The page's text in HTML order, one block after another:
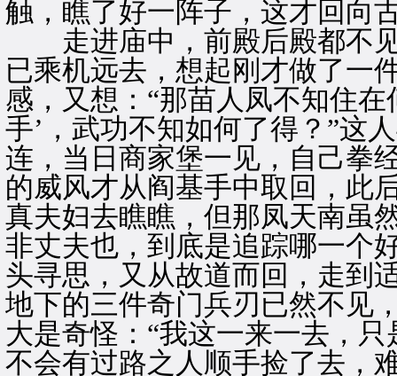
触，瞧了好一阵子，这才回向
走进庙中，前殿后殿都不见
已乘机远去，想起刚才做了一
感，又想：“那苗人凤不知住
手’，武功不知如何了得？”这
连，当日商家堡一见，自己拳
的威风才从阎基手中取回，此
真夫妇去瞧瞧，但那凤天南虽
非丈夫也，到底是追踪哪一个
头寻思，又从故道而回，走到
地下的三件奇门兵刃已然不见
大是奇怪：“我这一来一去，
不会有过路之人顺手捡了去，